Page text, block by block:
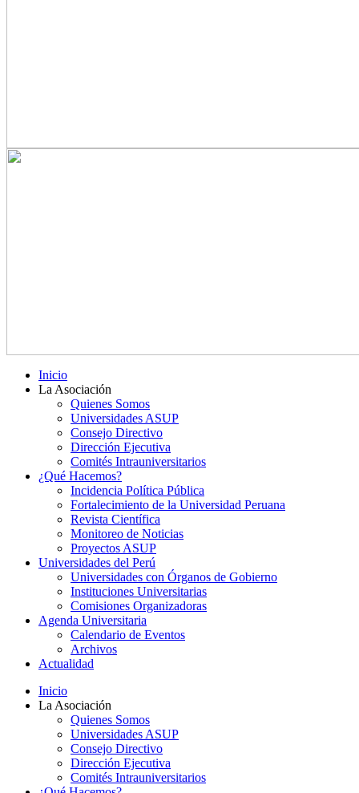
Inicio
La Asociación
Quienes Somos
Universidades ASUP
Consejo Directivo
Dirección Ejecutiva
Comités Intrauniversitarios
¿Qué Hacemos?
Incidencia Política Pública
Fortalecimiento de la Universidad Peruana
Revista Científica
Monitoreo de Noticias
Proyectos ASUP
Universidades del Perú
Universidades con Órganos de Gobierno
Instituciones Universitarias
Comisiones Organizadoras
Agenda Universitaria
Calendario de Eventos
Archivos
Actualidad
Inicio
La Asociación
Quienes Somos
Universidades ASUP
Consejo Directivo
Dirección Ejecutiva
Comités Intrauniversitarios